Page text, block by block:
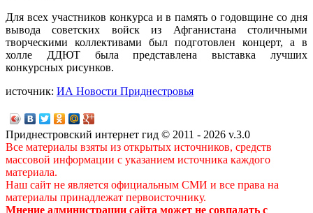
Для всех участников конкурса и в память о годовщине со дня
вывода советских войск из Афганистана столичными
творческими коллективами был подготовлен концерт, а в
холле ДДЮТ была представлена выставка лучших
конкурсных рисунков.
источник: ИА Новости Приднестровья
Приднестровский интернет гид © 2011 - 2026 v.3.0
Все материалы взяты из открытых источников, средств
массовой информации с указанием источника каждого
материала.
Наш сайт не является официальным СМИ и все права на
материалы принадлежат первоисточнику.
Мнение администрации сайта может не совпадать с